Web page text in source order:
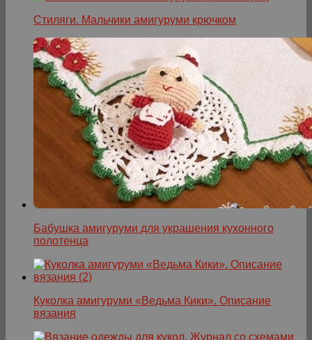
Стиляги. Мальчики амигуруми крючком
Бабушка амигуруми для украшения кухонного
полотенца
Куколка амигуруми «Ведьма Кики». Описание
вязания